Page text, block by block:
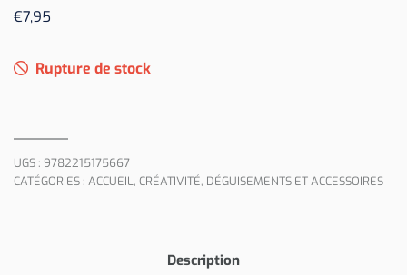
€7,95
Rupture de stock
UGS : 9782215175667
CATÉGORIES : ACCUEIL, CRÉATIVITÉ, DÉGUISEMENTS ET ACCESSOIRES
Description